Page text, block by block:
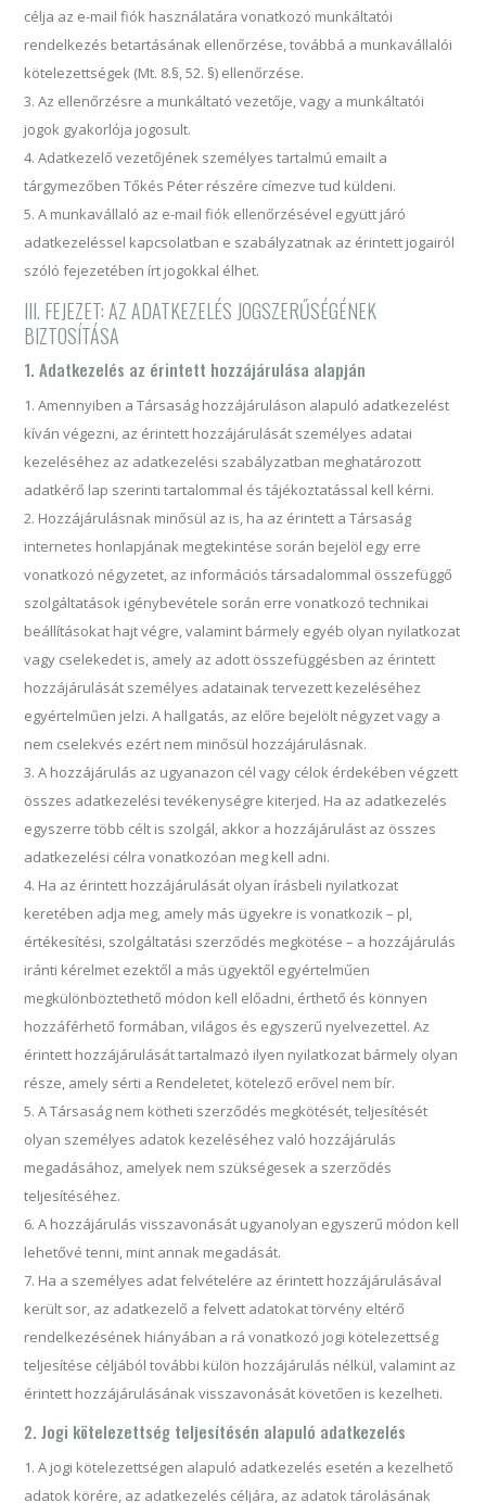
célja az e-mail fiók használatára vonatkozó munkáltatói
rendelkezés betartásának ellenőrzése, továbbá a munkavállalói
kötelezettségek (Mt. 8.§, 52. §) ellenőrzése.
Az ellenőrzésre a munkáltató vezetője, vagy a munkáltatói
jogok gyakorlója jogosult.
Adatkezelő vezetőjének személyes tartalmú emailt a
tárgymezőben Tőkés Péter részére címezve tud küldeni.
A munkavállaló az e-mail fiók ellenőrzésével együtt járó
adatkezeléssel kapcsolatban e szabályzatnak az érintett jogairól
szóló fejezetében írt jogokkal élhet.
III. FEJEZET: AZ ADATKEZELÉS JOGSZERŰSÉGÉNEK
BIZTOSÍTÁSA
1. Adatkezelés az érintett hozzájárulása alapján
Amennyiben a Társaság hozzájáruláson alapuló adatkezelést
kíván végezni, az érintett hozzájárulását személyes adatai
kezeléséhez az adatkezelési szabályzatban meghatározott
adatkérő lap szerinti tartalommal és tájékoztatással kell kérni.
Hozzájárulásnak minősül az is, ha az érintett a Társaság
internetes honlapjának megtekintése során bejelöl egy erre
vonatkozó négyzetet, az információs társadalommal összefüggő
szolgáltatások igénybevétele során erre vonatkozó technikai
beállításokat hajt végre, valamint bármely egyéb olyan nyilatkozat
vagy cselekedet is, amely az adott összefüggésben az érintett
hozzájárulását személyes adatainak tervezett kezeléséhez
egyértelműen jelzi. A hallgatás, az előre bejelölt négyzet vagy a
nem cselekvés ezért nem minősül hozzájárulásnak.
A hozzájárulás az ugyanazon cél vagy célok érdekében végzett
összes adatkezelési tevékenységre kiterjed. Ha az adatkezelés
egyszerre több célt is szolgál, akkor a hozzájárulást az összes
adatkezelési célra vonatkozóan meg kell adni.
Ha az érintett hozzájárulását olyan írásbeli nyilatkozat
keretében adja meg, amely más ügyekre is vonatkozik – pl,
értékesítési, szolgáltatási szerződés megkötése – a hozzájárulás
iránti kérelmet ezektől a más ügyektől egyértelműen
megkülönböztethető módon kell előadni, érthető és könnyen
hozzáférhető formában, világos és egyszerű nyelvezettel. Az
érintett hozzájárulását tartalmazó ilyen nyilatkozat bármely olyan
része, amely sérti a Rendeletet, kötelező erővel nem bír.
A Társaság nem kötheti szerződés megkötését, teljesítését
olyan személyes adatok kezeléséhez való hozzájárulás
megadásához, amelyek nem szükségesek a szerződés
teljesítéséhez.
A hozzájárulás visszavonását ugyanolyan egyszerű módon kell
lehetővé tenni, mint annak megadását.
Ha a személyes adat felvételére az érintett hozzájárulásával
került sor, az adatkezelő a felvett adatokat törvény eltérő
rendelkezésének hiányában a rá vonatkozó jogi kötelezettség
teljesítése céljából további külön hozzájárulás nélkül, valamint az
érintett hozzájárulásának visszavonását követően is kezelheti.
2. Jogi kötelezettség teljesítésén alapuló adatkezelés
A jogi kötelezettségen alapuló adatkezelés esetén a kezelhető
adatok körére, az adatkezelés céljára, az adatok tárolásának